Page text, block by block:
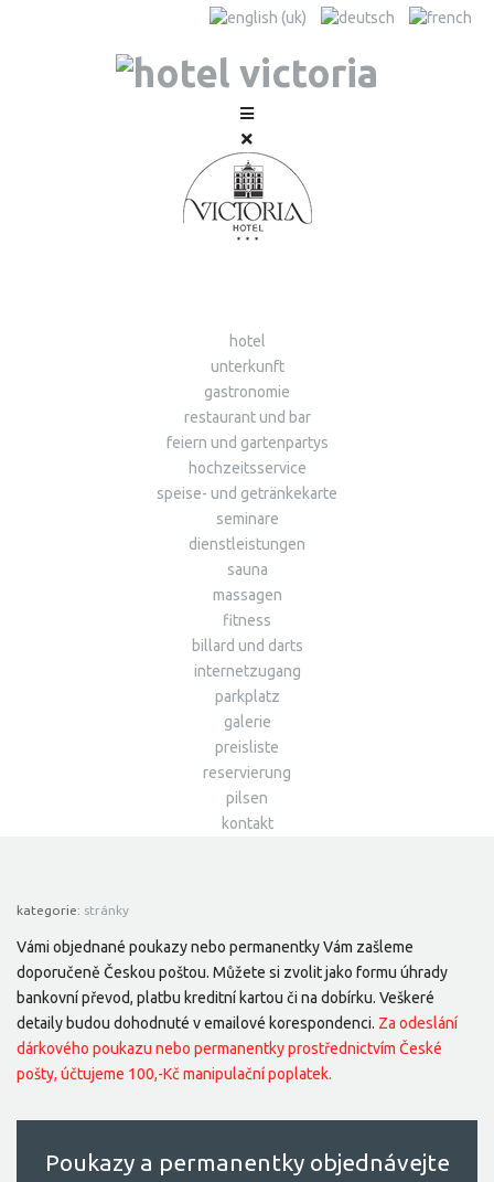
hotel
unterkunft
gastronomie
restaurant und bar
feiern und gartenpartys
hochzeitsservice
speise- und getränkekarte
seminare
dienstleistungen
sauna
massagen
fitness
billard und darts
internetzugang
parkplatz
galerie
preisliste
reservierung
pilsen
kontakt
kategorie: stránky
Vámi objednané poukazy nebo permanentky Vám zašleme
doporučeně Českou poštou. Můžete si zvolit jako formu úhrady
bankovní převod, platbu kreditní kartou či na dobírku. Veškeré
detaily budou dohodnuté v emailové korespondenci. Za odeslání
dárkového poukazu nebo permanentky prostřednictvím České
pošty, účtujeme 100,-Kč manipulační poplatek.
Poukazy a permanentky objednávejte